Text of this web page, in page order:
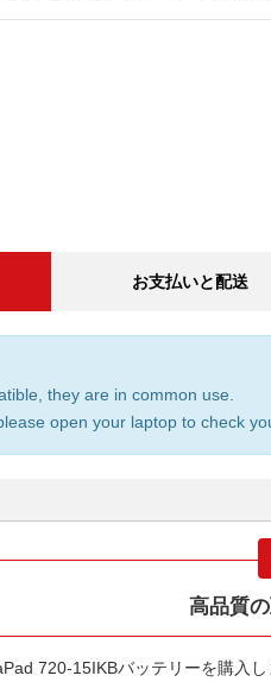
お支払いと配送
they are in common use.
open your laptop to check
高品質
720-15IKBバッテリーを購入